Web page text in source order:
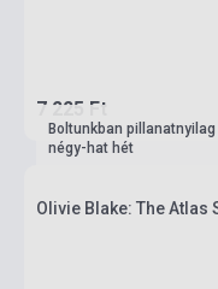
7 225 Ft
Boltunkban
négy-hat hét
Olivie Blake: The Atlas